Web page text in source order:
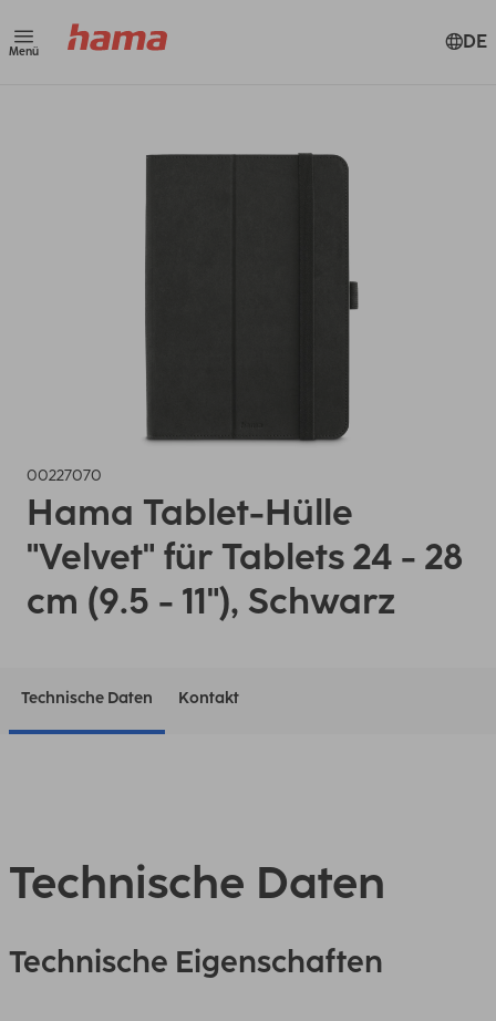
Menü DE
00227070
Hama Tablet-Hülle
"Velvet" für Tablets 24 - 28
cm (9.5 - 11"), Schwarz
Technische Daten Kontakt
Technische Daten
Technische Eigenschaften